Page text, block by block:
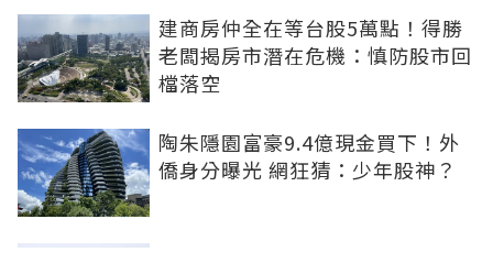
建商房仲全在等台股5萬點！得勝
老闆揭房市潛在危機：慎防股市回
檔落空
陶朱隱園富豪9.4億現金買下！外
僑身分曝光 網狂猜：少年股神？